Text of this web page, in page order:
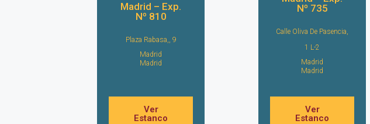
Madrid – Exp.
Nº 810
Plaza Rabasa,, 9
Madrid
Madrid
Ver
Estanco
Nº 735
Calle Oliva De Pasencia,
1 L-2
Madrid
Madrid
Ver
Estanco